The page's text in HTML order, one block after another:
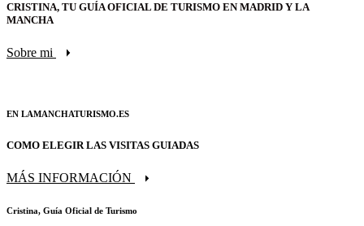
CRISTINA, TU GUÍA OFICIAL DE TURISMO EN MADRID Y LA
MANCHA
Sobre mi
EN LAMANCHATURISMO.ES
COMO ELEGIR LAS VISITAS GUIADAS
MÁS INFORMACIÓN
Cristina, Guía Oficial de Turismo